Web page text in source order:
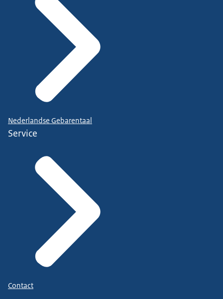
Nederlandse Gebarentaal
Service
Contact